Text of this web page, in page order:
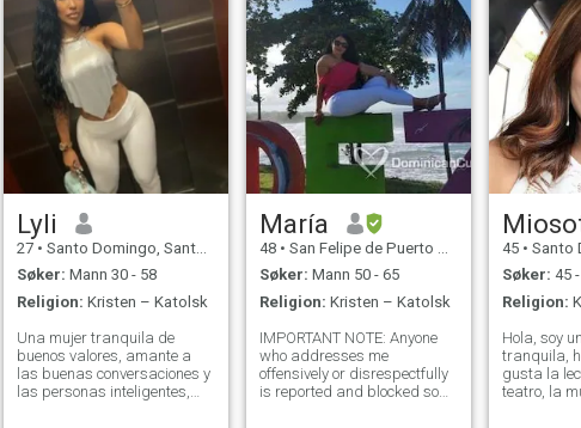
Lyli
27 • Santo Domingo, Santo Domingo, Den Dominikanske Rep.
Søker: Mann 30 - 58
Religion: Kristen – Katolsk
Una mujer tranquila de
buenos valores, amante a
las buenas conversaciones y
las personas inteligentes,
María
48 • San Felipe de Puerto Plata, Puerto Plata, Den Dominikanske R...
Søker: Mann 50 - 65
Religion: Kristen – Katolsk
IMPORTANT NOTE: Anyone
who addresses me
offensively or disrespectfully
is reported and blocked so
45 • Santo Domingo,
Søker: 45
Religion:
Hola, soy
tranquila,
gusta la
teatro, la